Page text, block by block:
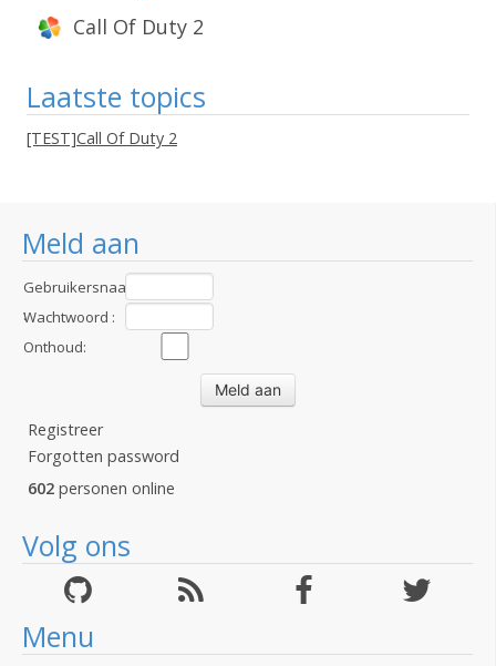
Meld aan
Gebruikersnaam
:Wachtwoord :
Onthoud:
Registreer
Forgotten password
602 personen online
Volg ons
Menu
Call Of Duty 2
Laatste topics
[TEST]Call Of Duty 2